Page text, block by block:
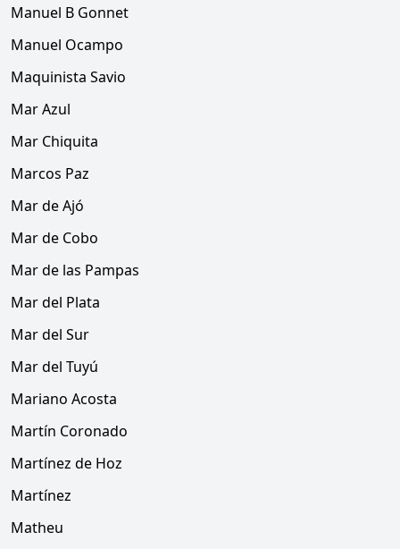
Manuel B Gonnet
Manuel Ocampo
Maquinista Savio
Mar Azul
Mar Chiquita
Marcos Paz
Mar de Ajó
Mar de Cobo
Mar de las Pampas
Mar del Plata
Mar del Sur
Mar del Tuyú
Mariano Acosta
Martín Coronado
Martínez de Hoz
Martínez
Matheu